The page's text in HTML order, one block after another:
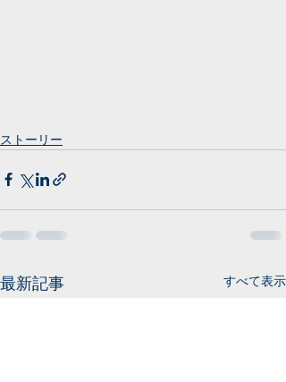
ストーリー
最新記事 すべて表示